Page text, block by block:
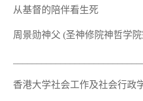
从基督的陪伴看生死
周景勋神父 (圣神修院神哲学
香港大学社会工作及社会行政